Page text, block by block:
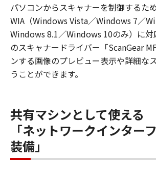
パソコンからスキャナーを制御するた
WIA（Windows Vista／Windows 7／
Windows 8.1／Windows 10のみ）に対
のスキャナードライバー「ScanGear
ンする画像のプレビュー表示や詳細な
うことができます。
共有マシンとして使える
「ネットワークインター
装備」